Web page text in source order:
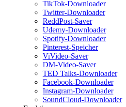
TikTok-Downloader
Twitter-Downloader
ReddPost-Saver
Udemy-Downloader
Spotify-Downloader
Pinterest-Speicher
ViVideo-Saver
DM-Video-Saver
TED Talks-Downloader
Facebook-Downloader
Instagram-Downloader
SoundCloud-Downloader